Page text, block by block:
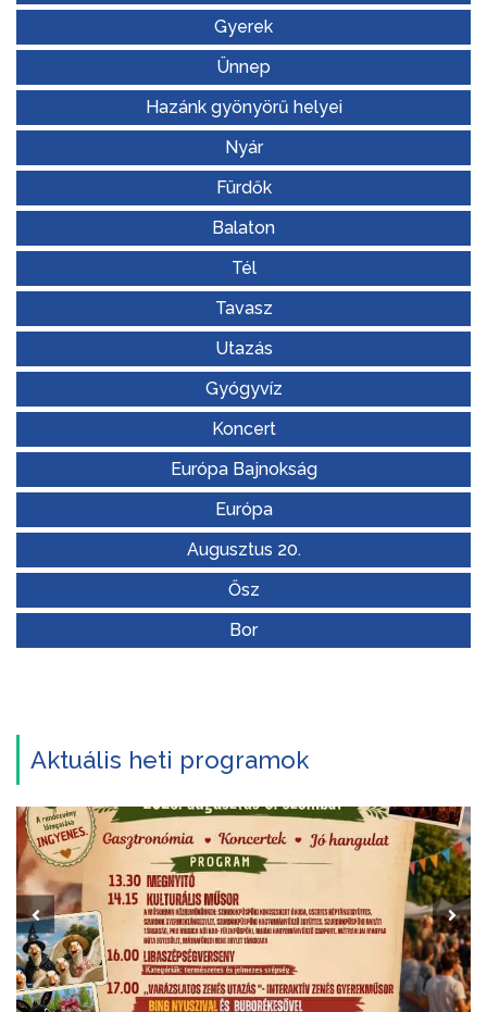
Gyerek
Ünnep
Hazánk gyönyörű helyei
Nyár
Fürdők
Balaton
Tél
Tavasz
Utazás
Gyógyvíz
Koncert
Európa Bajnokság
Európa
Augusztus 20.
Ősz
Bor
Aktuális heti programok